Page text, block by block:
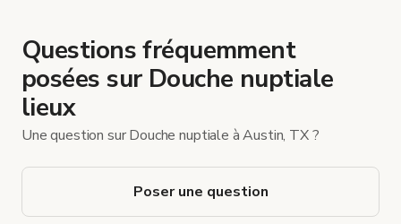
Questions fréquemment
posées sur Douche nuptiale
lieux
Une question sur Douche nuptiale à Austin, TX ?
Poser une question